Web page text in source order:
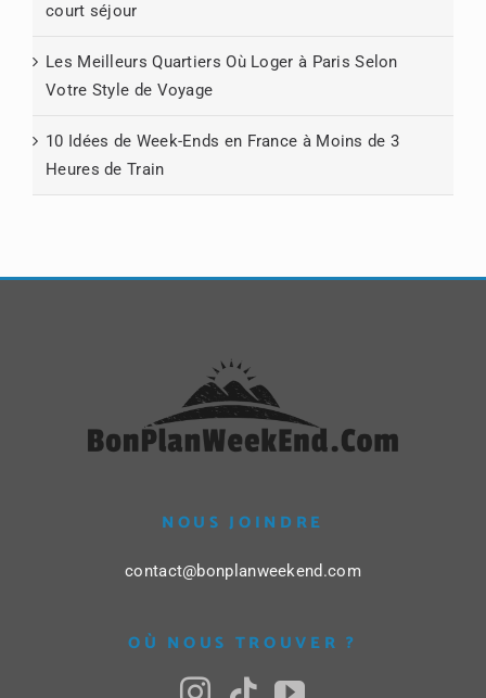
court séjour
Les Meilleurs Quartiers Où Loger à Paris Selon
Votre Style de Voyage
10 Idées de Week-Ends en France à Moins de 3
Heures de Train
NOUS JOINDRE
contact@bonplanweekend.com
OÙ NOUS TROUVER ?